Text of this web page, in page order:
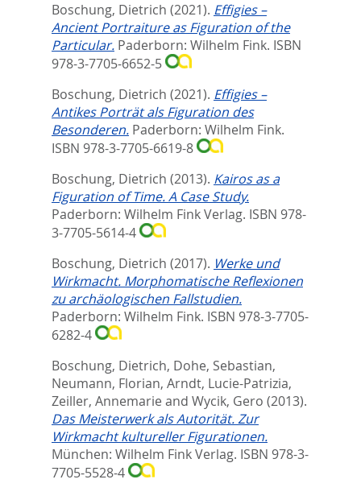
Boschung, Dietrich (2021). Effigies –
Ancient Portraiture as Figuration of the
Particular. Paderborn: Wilhelm Fink. ISBN
978-3-7705-6652-5
Boschung, Dietrich (2021). Effigies –
Antikes Porträt als Figuration des
Besonderen. Paderborn: Wilhelm Fink.
ISBN 978-3-7705-6619-8
Boschung, Dietrich (2013). Kairos as a
Figuration of Time. A Case Study.
Paderborn: Wilhelm Fink Verlag. ISBN 978-
3-7705-5614-4
Boschung, Dietrich (2017). Werke und
Wirkmacht. Morphomatische Reflexionen
zu archäologischen Fallstudien.
Paderborn: Wilhelm Fink. ISBN 978-3-7705-
6282-4
Boschung, Dietrich, Dohe, Sebastian,
Neumann, Florian, Arndt, Lucie-Patrizia,
Zeiller, Annemarie and Wycik, Gero (2013).
Das Meisterwerk als Autorität. Zur
Wirkmacht kultureller Figurationen.
München: Wilhelm Fink Verlag. ISBN 978-3-
7705-5528-4